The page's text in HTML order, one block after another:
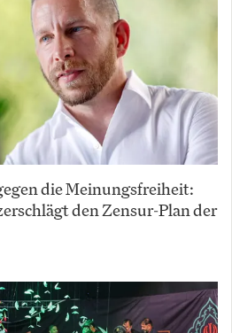
die Meinungsfreiheit:
den Zensur-Plan der